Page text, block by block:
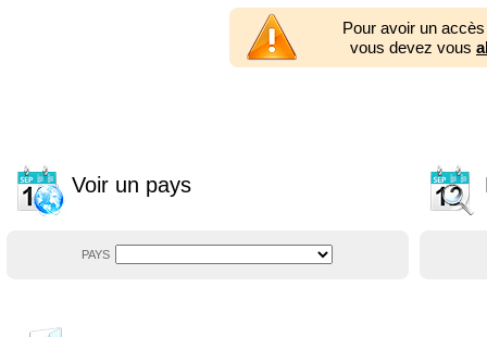
Pour avoir un
vous devez vous
Voir un pays
PAYS